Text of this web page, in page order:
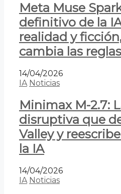
Meta Muse
definitivo de la
realidad y
cambia las
14/04/2026
IA Noticias
Minimax M-2.7:
disruptiva que
Valley y
la IA
14/04/2026
IA Noticias